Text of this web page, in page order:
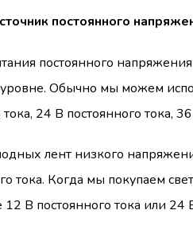
постоянного
постоянного
Обычно мы можем
тока, 24 В постоянного тока,
лент низкого
тока. Когда мы покупаем
В постоянного тока или 24